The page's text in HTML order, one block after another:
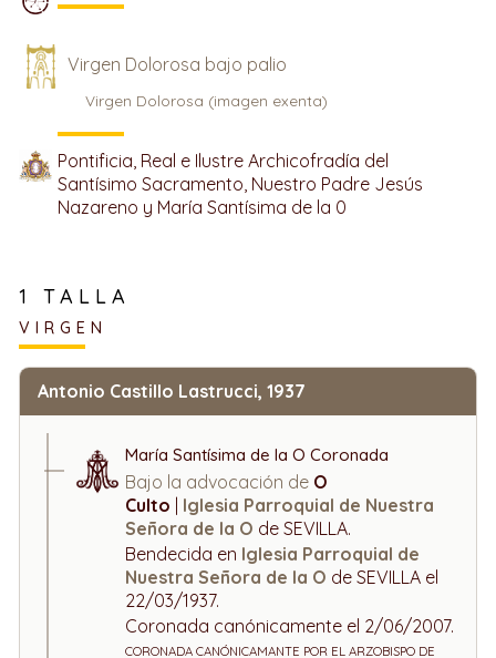
Virgen Dolorosa bajo palio
Virgen Dolorosa (imagen exenta)
Pontificia, Real e Ilustre Archicofradía del
Santísimo Sacramento, Nuestro Padre Jesús
Nazareno y María Santísima de la 0
1 TALLA
VIRGEN
Antonio Castillo Lastrucci, 1937
María Santísima de la O Coronada
Bajo la advocación de O
Culto
Iglesia Parroquial de Nuestra
Señora de la O de SEVILLA.
Bendecida en Iglesia Parroquial de
Nuestra Señora de la O de SEVILLA el
22/03/1937.
Coronada canónicamente el 2/06/2007.
CORONADA CANÓNICAMANTE POR EL ARZOBISPO DE